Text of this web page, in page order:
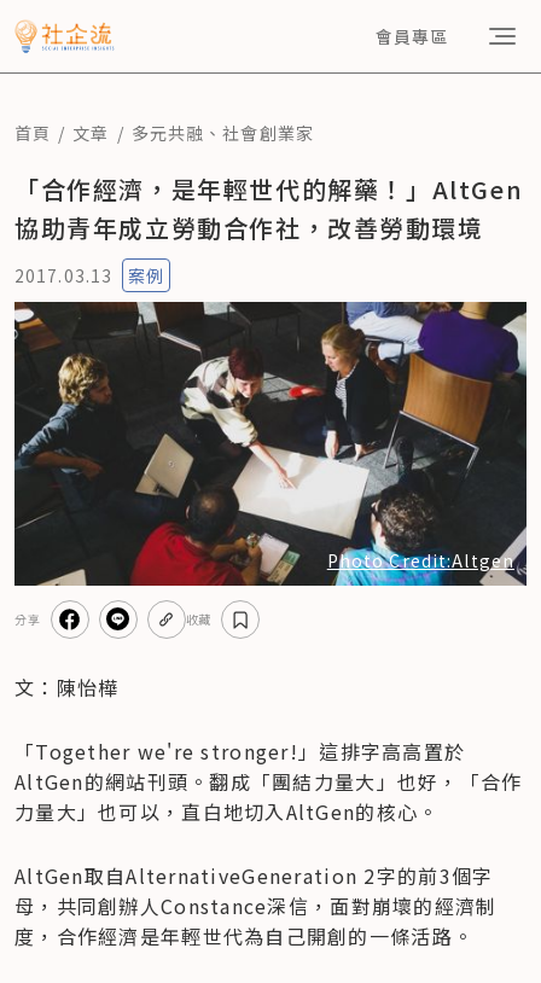
會員專區
首頁 文章 多元共融 、社會創業家
「合作經濟，是年輕世代的解藥！」AltGen
協助青年成立勞動合作社，改善勞動環境
2017.03.13 案例
Photo Credit:Altgen
分享 收藏
文：陳怡樺
「Together we're stronger!」這排字高高置於
AltGen的網站刊頭。翻成「團結力量大」也好，「合作
力量大」也可以，直白地切入AltGen的核心。
AltGen取自AlternativeGeneration 2字的前3個字
母，共同創辦人Constance深信，面對崩壞的經濟制
度，合作經濟是年輕世代為自己開創的一條活路。